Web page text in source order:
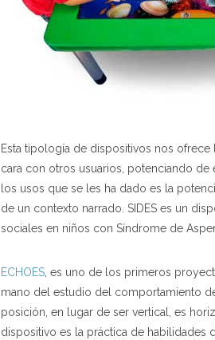
Esta tipología de dispositivos nos
cara con otros usuarios, potenciando
los usos que se les ha dado es la
de un contexto narrado. SIDES es un
sociales en niños con Síndrome de
ECHOES, es uno de los primeros
mano del estudio del comportamiento
posición, en lugar de ser vertical, es
dispositivo es la práctica de habilidades